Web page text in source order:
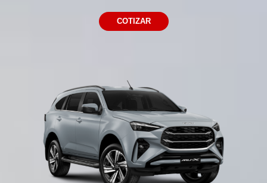
COTIZAR